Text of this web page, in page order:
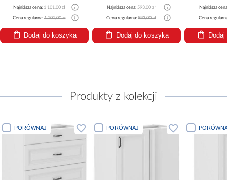
Najniższa cena:1 101,00 zł
Cena regularna:1 101,00 zł
Dodaj do koszyka
Najniższa cena: 593,00 zł
Cena regularna: 593,00 zł
Dodaj do koszyka
Najniższa
Cena
Produkty z kolekcji
PORÓWNAJ PORÓWNAJ